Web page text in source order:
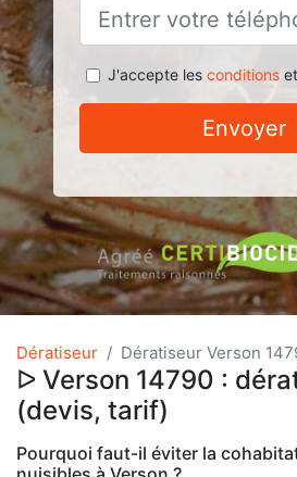
J'accepte les conditionset
Envoyer
Dératiseur Dératiseur Verson
ᐅ Verson 14790 :
(devis, tarif)
Pourquoi faut-il éviter la